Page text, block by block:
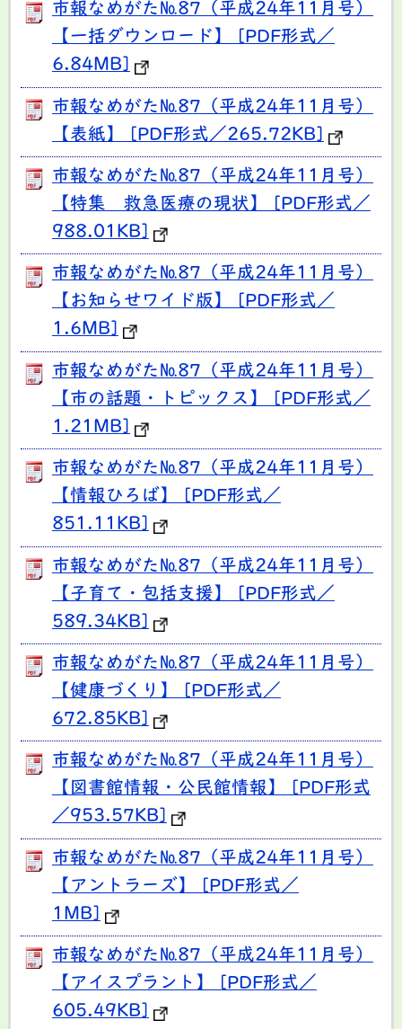
市報なめがた№87（平成24年11月号）
【一括ダウンロード】 [PDF形式／
6.84MB]
市報なめがた№87（平成24年11月号）
【表紙】 [PDF形式／265.72KB]
市報なめがた№87（平成24年11月号）
【特集 救急医療の現状】 [PDF形式／
988.01KB]
市報なめがた№87（平成24年11月号）
【お知らせワイド版】 [PDF形式／
1.6MB]
市報なめがた№87（平成24年11月号）
【市の話題・トピックス】 [PDF形式／
1.21MB]
市報なめがた№87（平成24年11月号）
【情報ひろば】 [PDF形式／
851.11KB]
市報なめがた№87（平成24年11月号）
【子育て・包括支援】 [PDF形式／
589.34KB]
市報なめがた№87（平成24年11月号）
【健康づくり】 [PDF形式／
672.85KB]
市報なめがた№87（平成24年11月号）
【図書館情報・公民館情報】 [PDF形式
／953.57KB]
市報なめがた№87（平成24年11月号）
【アントラーズ】 [PDF形式／
1MB]
市報なめがた№87（平成24年11月号）
【アイスプラント】 [PDF形式／
605.49KB]